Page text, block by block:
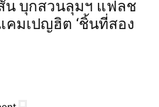
น บุกสวนลุมฯ แฟลช
มเปญฮิต ‘ชิ้นที่สอง